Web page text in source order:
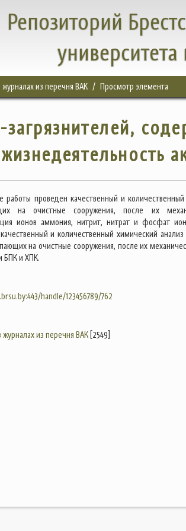
Репозиторий
журналах из перечня ВАК Просмотр элемента
работы проведен качественный и
на очистные сооружения, после их
ионов аммония, нитрит, нитрат и фосфат
и количественный химический
на очистные сооружения, после их
БПК и ХПК.
handle/123456789/762
журналах из перечня ВАК[2549]